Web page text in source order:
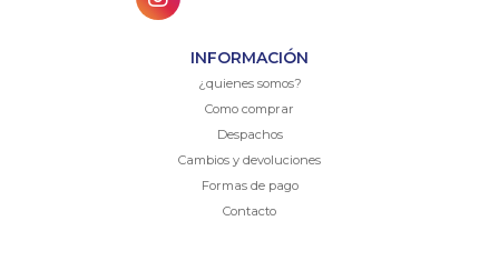
INFORMACIÓN
¿quienes somos?
Como comprar
Despachos
Cambios y devoluciones
Formas de pago
Contacto